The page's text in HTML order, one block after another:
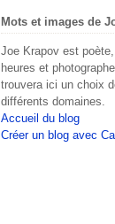
Mots et images de
Joe Krapov est
heures et
trouvera ici un choix
différents domaines.
Accueil du blog
Créer un blog avec